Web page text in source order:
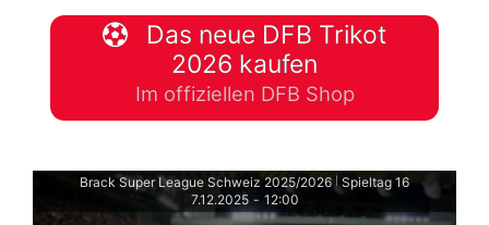
Das neue DFB Trikot
2026 kaufen
Im offiziellen DFB Shop
Brack Super League Schweiz 2025/2026 Spieltag 16
7.12.2025 - 12:00